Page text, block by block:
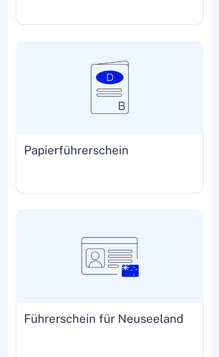
Papierführerschein
Führerschein für Neuseeland